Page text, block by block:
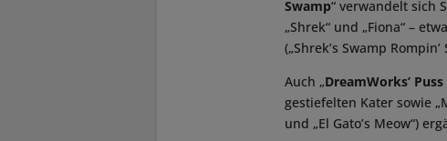
Swamp“ verwandelt sich
„Shrek“ und „Fiona“ –
(„Shrek’s Swamp
Auch „DreamWorks’
gestiefelten Kater sowie
und „El Gato’s Meow“)